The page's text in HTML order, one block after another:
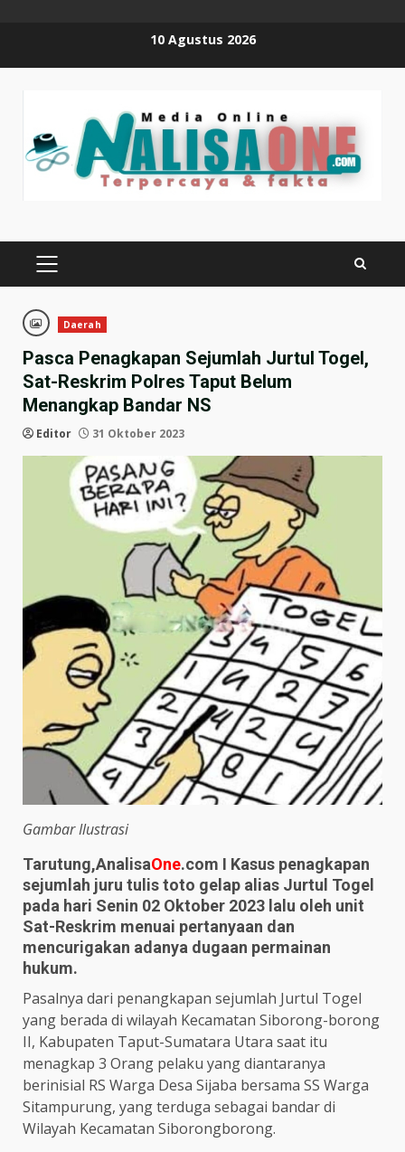
10 Agustus 2026
PRIMARY
Daerah
Pasca Penagkapan Sejumlah Jurtul Togel,
Sat-Reskrim Polres Taput Belum
Menangkap Bandar NS
Editor 31 Oktober 2023
Gambar Ilustrasi
Tarutung,AnalisaOne.com I Kasus penagkapan
sejumlah juru tulis toto gelap alias Jurtul Togel
pada hari Senin 02 Oktober 2023 lalu oleh unit
Sat-Reskrim menuai pertanyaan dan
mencurigakan adanya dugaan permainan
hukum.
Pasalnya dari penangkapan sejumlah Jurtul Togel
yang berada di wilayah Kecamatan Siborong-borong
II, Kabupaten Taput-Sumatara Utara saat itu
menagkap 3 Orang pelaku yang diantaranya
berinisial RS Warga Desa Sijaba bersama SS Warga
Sitampurung, yang terduga sebagai bandar di
Wilayah Kecamatan Siborongborong.